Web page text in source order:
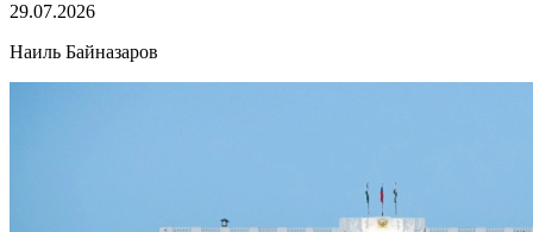
29.07.2026
Наиль Байназаров